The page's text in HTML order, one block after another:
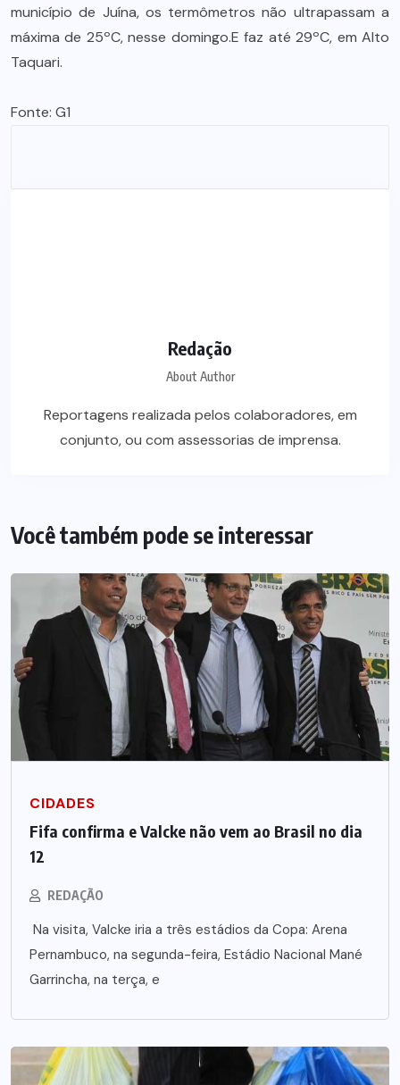
município de Juína, os termômetros não ultrapassam a
máxima de 25ºC, nesse domingo.E faz até 29ºC, em Alto
Taquari.
Fonte: G1
Redação
About Author
Reportagens realizada pelos colaboradores, em
conjunto, ou com assessorias de imprensa.
Você também pode se interessar
CIDADES
Fifa confirma e Valcke não vem ao Brasil no dia
12
REDAÇÃO
Na visita, Valcke iria a três estádios da Copa: Arena
Pernambuco, na segunda-feira, Estádio Nacional Mané
Garrincha, na terça, e